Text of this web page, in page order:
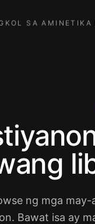
ng mga may-
Bawat isa ay